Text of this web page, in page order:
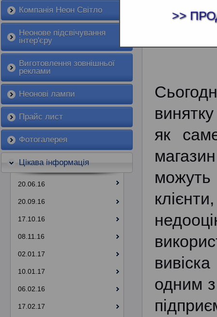
Компанія Неон Світло
Неонове підсвічування
інтер'єру
Виготовлення зовнішньої
реклами
Неонові лампи
Прайс лист
Фотогалерея
Цікава інформація
20.06.16
20.09.16
17.10.16
08.11.16
02.01.17
10.01.17
06.02.16
17.02.17
як
одним з
>>